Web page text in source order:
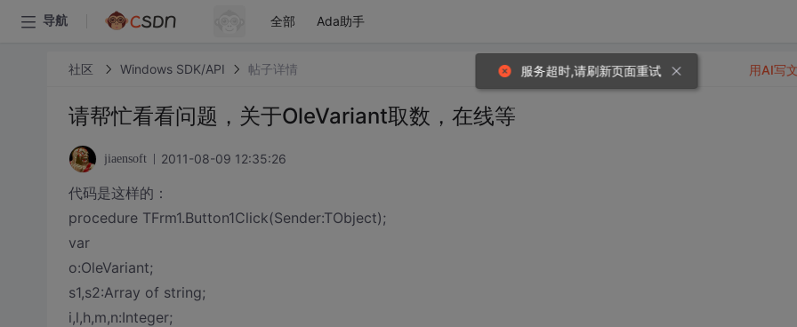
导航 全部 Ada助手
社区 Windows SDK/API 帖子详情
请帮忙看看问题，关于OleVariant取数，在线等
jiaensoft 2011-08-09 12:35:26
代码是这样的：
procedure TFrm1.Button1Click(Sender:TObject);
var
o:OleVariant;
s1,s2:Array of string;
i,l,h,m,n:Integer;
用AI写
服务超时,请刷新页面重试